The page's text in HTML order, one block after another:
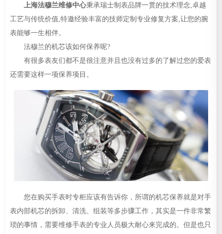
上海法穆兰维修中心秉承瑞士制表品牌一贯的技术理念,卓越
工艺与传统价值,特邀经验丰富的技师定制专业修复方案,让您的腕
表能够一生相伴。
法穆兰的机芯该如何保养呢?
有很多表友们都不是很注意并且也没有过多的了解过您的爱表
还需要这样一项保养项目。
您在购买手表时专柜应该有告诉你，所谓的机芯保养就是对手
表内部机芯的拆卸、清洗、组装等多步骤工作，其实是一件非常繁
琐的事情，需要维修手表的专业人员极大耐心来完成的。但是也只